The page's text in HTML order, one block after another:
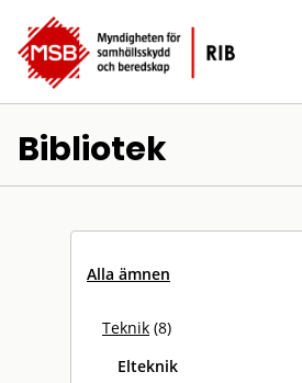
Bibliotek
Alla ämnen
Teknik (8)
Elteknik